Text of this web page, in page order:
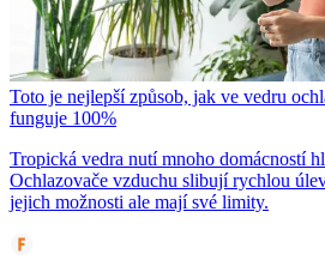
Toto je nejlepší způsob, jak ve vedru
funguje 100%
Tropická vedra nutí mnoho domácností
Ochlazovače vzduchu slibují rychlou
jejich možnosti ale mají své limity.